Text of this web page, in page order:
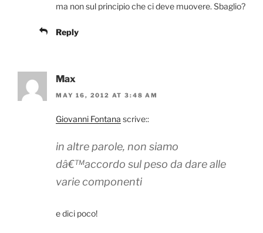
ma non sul principio che ci deve muovere. Sbaglio?
Reply
Max
MAY 16, 2012 AT 3:48 AM
Giovanni Fontana scrive::
in altre parole, non siamo
dâ€™accordo sul peso da dare alle
varie componenti
e dici poco!